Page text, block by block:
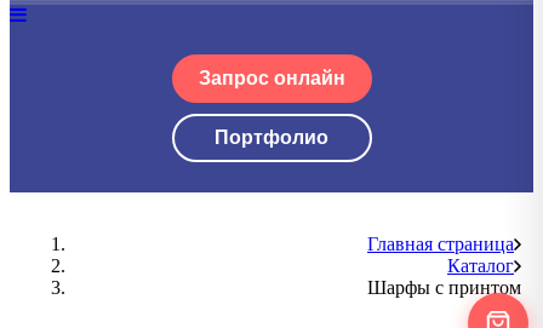
Запрос онлайн
Портфолио
Главная страница
Каталог
Шарфы с принтом